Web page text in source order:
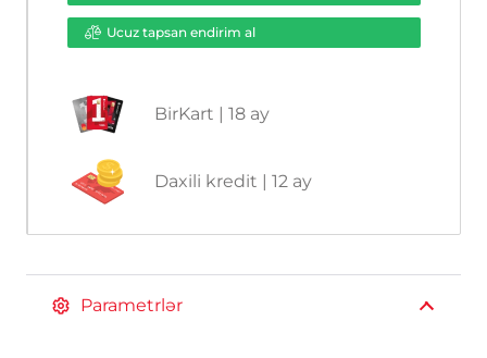
Ucuz tapsan endirim al
BirKart | 18 ay
Daxili kredit | 12 ay
Parametrlər